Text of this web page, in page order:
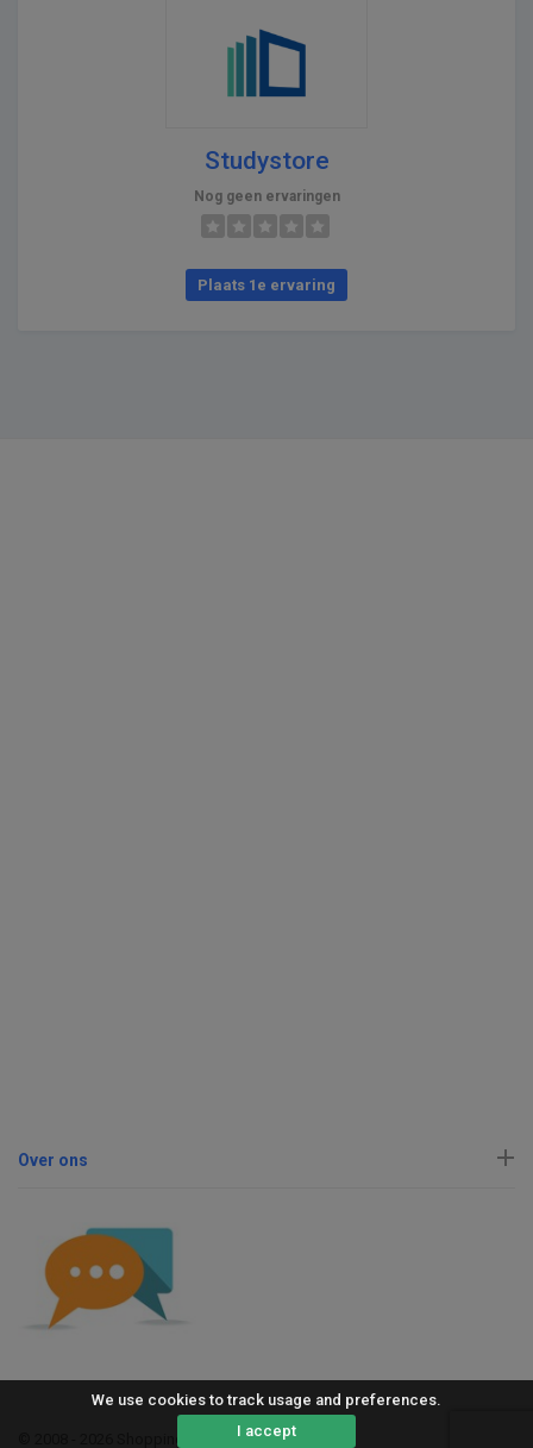
We use cookies to track usage and preferences.
I accept
Studystore
Nog geen ervaringen
Plaats 1e ervaring
Over ons
© 2008 - 2026 ShoppingErvaring